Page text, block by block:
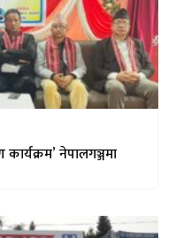
नेपालगञ्जमा